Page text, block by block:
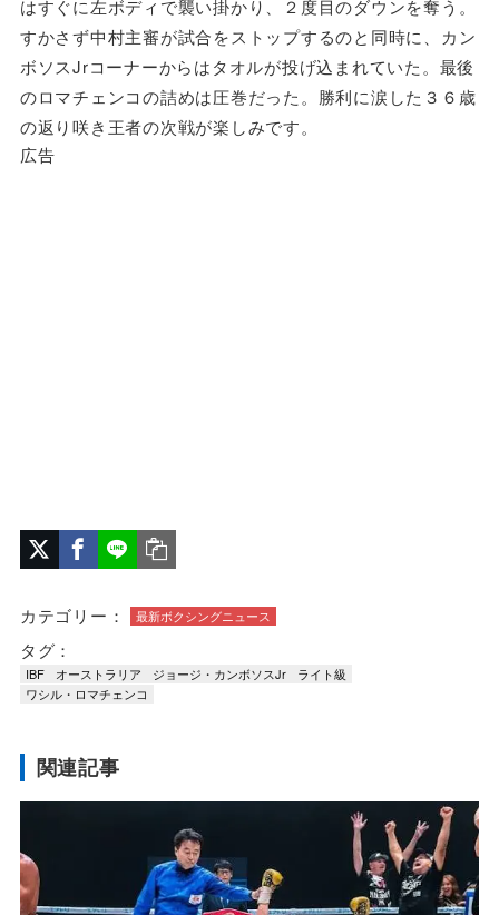
はすぐに左ボディで襲い掛かり、２度目のダウンを奪う。
すかさず中村主審が試合をストップするのと同時に、カン
ボソスJrコーナーからはタオルが投げ込まれていた。最後
のロマチェンコの詰めは圧巻だった。勝利に涙した３６歳
の返り咲き王者の次戦が楽しみです。
広告
カテゴリー： 最新ボクシングニュース
タグ：
IBF オーストラリア ジョージ・カンボソスJr
ライト級
ワシル・ロマチェンコ
関連記事